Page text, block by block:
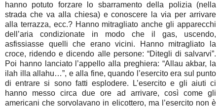
hanno potuto forzare lo sbarramento della polizia (nella
strada che va alla chiesa) e conoscere la via per arrivare
alla terrazza, ecc.? Hanno mitragliato anche gli apparecchi
dell’aria condizionate in modo che il gas, uscendo,
asfissiasse quelli che erano vicini. Hanno mitragliato la
croce, ridendo e dicendo alle persone: “Ditegli di salvarvi”.
Poi hanno lanciato l’appello alla preghiera: “Allau akbar, la
ilah illa allahu…”, e alla fine, quando l’esercito era sul punto
di entrare si sono fatti esplodere. L’esercito e gli aiuti ci
hanno messo circa due ore ad arrivare, così come gli
americani che sorvolavano in elicottero, ma l’esercito non è